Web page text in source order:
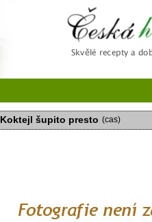
Koktejl šupito presto (cas)